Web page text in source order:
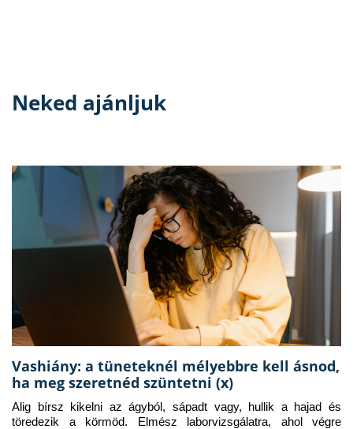
Neked ajánljuk
Vashiány: a tüneteknél mélyebbre kell ásnod,
ha meg szeretnéd szüntetni (x)
Alig bírsz kikelni az ágyból, sápadt vagy, hullik a hajad és
töredezik a körmöd. Elmész laborvizsgálatra, ahol végre